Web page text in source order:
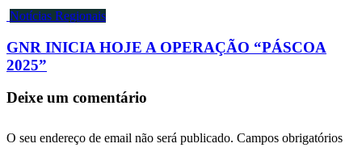
Notícias Regionais
GNR INICIA HOJE A OPERAÇÃO “PÁSCOA
2025”
Deixe um comentário
O seu endereço de email não será publicado. Campos obrigatórios